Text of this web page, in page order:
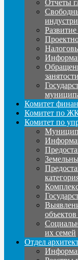
Отчеты
занятости
Комитет
Комитет по
Комитет по
их семей
Отдел